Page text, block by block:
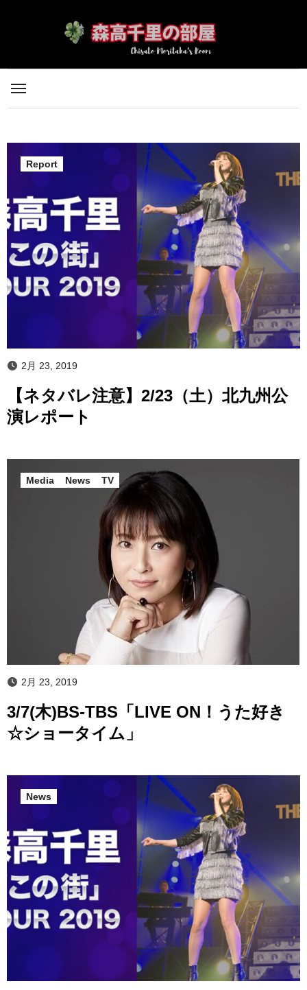
ス
Report
2月 23, 2019
【ネタバレ注意】2/23（土）北九州公
演レポート
Media News TV
2月 23, 2019
3/7(木)BS-TBS「LIVE ON！うた好き
☆ショータイム」
News